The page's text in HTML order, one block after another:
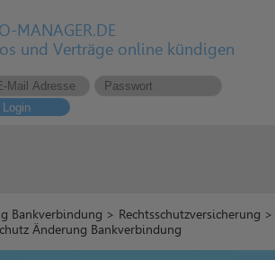
MANAGER.DE
und Verträge online kündigen
Login
Bankverbindung > Rechtsschutzversicherung >
Änderung Bankverbindung